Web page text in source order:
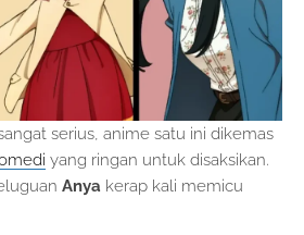
serius, anime satu ini dikemas
yang ringan untuk disaksikan.
Anya kerap kali memicu